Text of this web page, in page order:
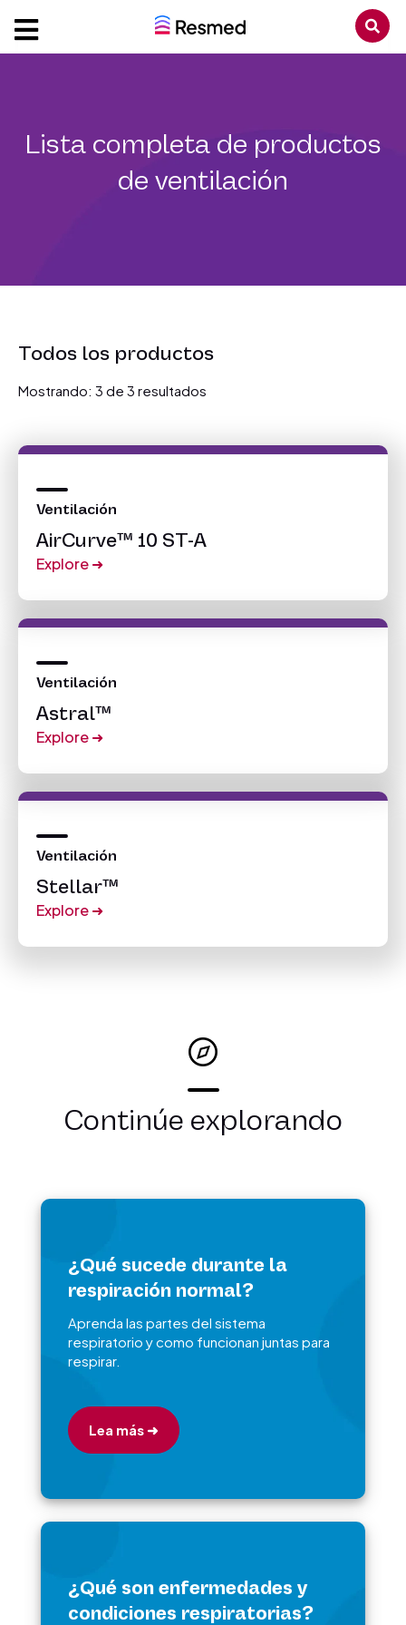
Lista completa de productos
de ventilación
Todos los productos
Mostrando: 3 de 3 resultados
Ventilación
AirCurve™ 10 ST-A
Explore➜
Ventilación
Astral™
Explore➜
Ventilación
Stellar™
Explore➜
Continúe explorando
¿Qué sucede durante la
respiración normal?
Aprenda las partes del sistema
respiratorio y como funcionan juntas para
respirar.
Lea más ➜
¿Qué son enfermedades y
condiciones respiratorias?